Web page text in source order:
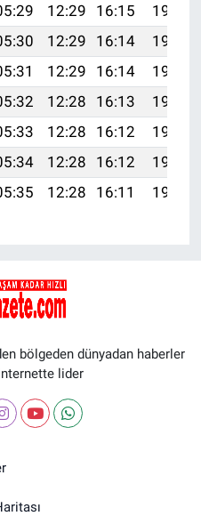
12:29 16:15
19:19
12:29 16:14
19:18
12:29 16:14
19:16
12:28 16:13
19:15
12:28 16:12
19:13
12:28 16:12
19:12
12:28 16:11 19:10
bölgeden dünyadan haberler
lider